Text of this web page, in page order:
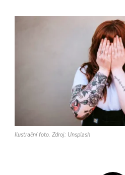
Ilustrační foto. Zdroj: Unsplash